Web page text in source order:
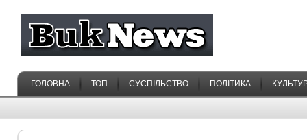
ГОЛОВНА ТОП СУСПІЛЬСТВО ПОЛІТИКА